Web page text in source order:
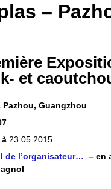
–
et
Pazhou, Guangzhou
à 23.05.2015
de l’organisateur… – en